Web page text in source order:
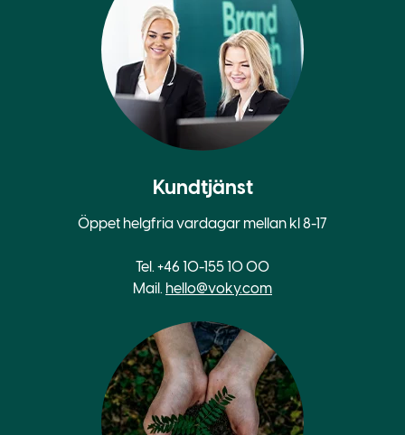
Kundtjänst
Öppet helgfria vardagar mellan kl 8-17
Tel. +46 10-155 10 00
Mail. hello@voky.com